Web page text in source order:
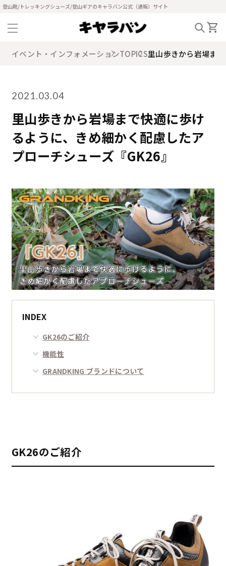
登山靴/トレッキングシューズ/登山ギアのキャラバン公式（通販）サイト
イベント・インフォメーションTOPICS里山歩きから岩場ま
2021.03.04
里山歩きから岩場まで快適に歩け
るように、きめ細かく配慮したア
プローチシューズ『GK26』
INDEX
GK26のご紹介
機能性
GRANDKING ブランドについて
GK26のご紹介